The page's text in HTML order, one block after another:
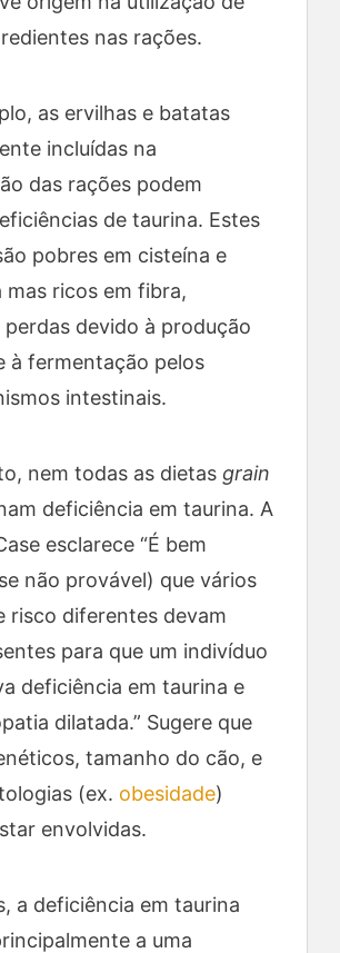
nas rações.
as ervilhas e batatas
incluídas na
das rações podem
de taurina. Estes
pobres em cisteína e
mas ricos em fibra,
perdas devido à produção
à fermentação pelos
intestinais.
nem todas as dietas grain
deficiência em taurina. A
esclarece “É bem
não provável) que vários
risco diferentes devam
para que um indivíduo
deficiência em taurina e
dilatada.” Sugere que
tamanho do cão, e
(ex. obesidade)
envolvidas.
a deficiência em taurina
a uma